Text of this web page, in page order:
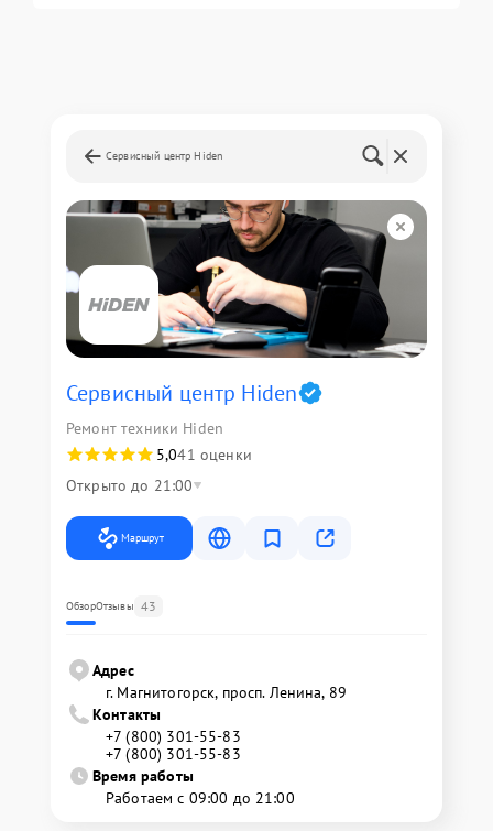
Сервисный центр Hiden
Сервисный центр Hiden
Ремонт техники Hiden
5,041 оценки
Открыто до 21:00
Маршрут
ОбзорОтзывы 43
Адрес
г. Магнитогорск, просп. Ленина, 89
Контакты
+7 (800) 301-55-83
+7 (800) 301-55-83
Время работы
Работаем с 09:00 до 21:00